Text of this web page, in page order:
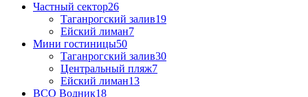
Частный сектор26
Таганрогский залив19
Ейский лиман7
Мини гостиницы50
Таганрогский залив30
Центральный пляж7
Ейский лиман13
ВСО Водник18